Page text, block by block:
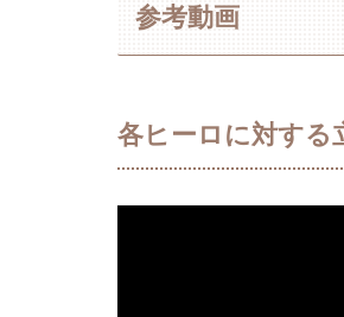
参考動画
各ヒーロに対する